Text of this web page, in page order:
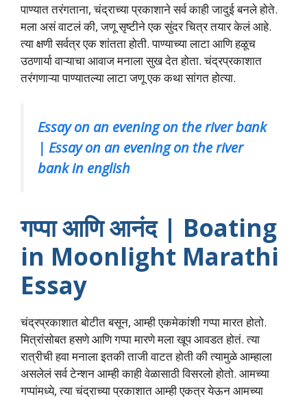
पाण्यात तरंगताना, चंद्राच्या प्रकाशाने सर्व काही जादुई बनले होते.
मला असं वाटलं की, जणू सृष्टीने एक सुंदर चित्र तयार केलं आहे.
त्या क्षणी सर्वत्र एक शांतता होती. पाण्याच्या लाटा आणि हळूच
उठणार्या वाऱ्याचा आवाज मनाला सुख देत होता. चंद्रप्रकाशात
तरंगणाऱ्या पाण्यातल्या लाटा जणू एक कथा सांगत होत्या.
Essay on an evening on the river bank
| Essay on an evening on the river
bank in english
गप्पा आणि आनंद | Boating
in Moonlight Marathi
Essay
चंद्रप्रकाशात बोटीत बसून, आम्ही एकमेकांशी गप्पा मारत होतो.
मित्रांसोबत हसणे आणि गप्पा मारणे मला खूप आवडत होतं. त्या
रात्रीची हवा मनाला इतकी ताजी वाटत होती की त्यामुळे आम्हाला
असलेलं सर्व टेन्शन आम्ही काही वेळासाठी विसरलो होतो. आमच्या
गप्पांमध्ये, त्या चंद्राच्या प्रकाशात आम्ही एकत्र येऊन आमच्या